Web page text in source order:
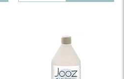
149.00 KR